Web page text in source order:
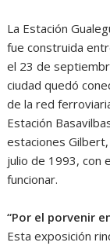
La Estación
fue construida
el 23 de
ciudad quedó
de la red
Estación
estaciones Gilbert,
julio de 1993, con
funcionar.
“Por el porvenir
Esta exposición